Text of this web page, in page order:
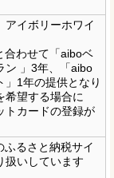
イボリーホワイ
わせて「aiboベ
ン 」3年、「aibo
」1年の提供となり
希望する場合に
トカードの登録が
ふるさと納税サイ
扱いしています